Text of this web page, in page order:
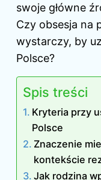
swoje główne
Czy obsesja na
wystarczy, by
Polsce?
Spis treści
Kryteria przy
Polsce
Znaczenie
kontekście
Jak rodzina